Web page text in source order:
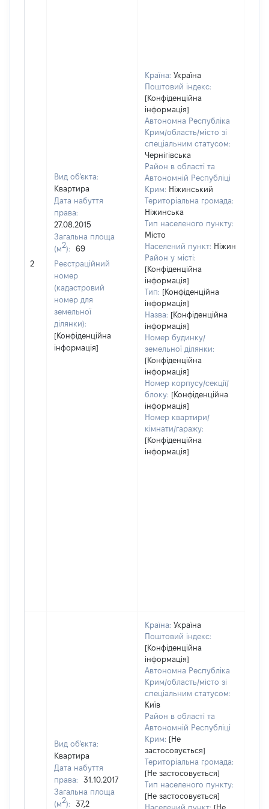
2
Вид об'єкта:
Квартира
Дата набуття
права:
27.08.2015
Загальна площа
(м2):
69
Реєстраційний
номер
(кадастровий
номер для
земельної
ділянки):
[Конфіденційна
інформація]
Країна: Україна
Поштовий індекс:
[Конфіденційна
інформація]
Автономна Республіка
Крим/область/місто зі
спеціальним статусом:
Чернігівська
Район в області та
Автономній Республіці
Крим: Ніжинський
Територіальна громада:
Ніжинська
Тип населеного пункту:
Місто
Населений пункт: Ніжин
Район у місті:
[Конфіденційна
інформація]
Тип: [Конфіденційна
інформація]
Назва: [Конфіденційна
інформація]
Номер будинку/
земельної ділянки:
[Конфіденційна
інформація]
Номер корпусу/секції/
блоку: [Конфіденційна
інформація]
Номер квартири/
кімнати/гаражу:
[Конфіденційна
інформація]
Вид об'єкта:
Квартира
Дата набуття
права:
31.10.2017
Загальна площа
(м2): 37,2
Країна: Україна
Поштовий індекс:
[Конфіденційна
інформація]
Автономна Республіка
Крим/область/місто зі
спеціальним статусом:
Київ
Район в області та
Автономній Республіці
Крим: [Не
застосовується]
Територіальна громада:
[Не застосовується]
Тип населеного пункту:
[Не застосовується]
Населений пункт: [Не